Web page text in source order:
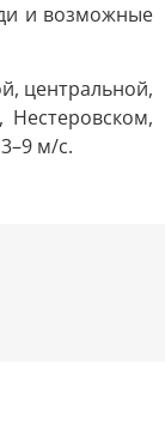
и возможные
центральной,
м/с.